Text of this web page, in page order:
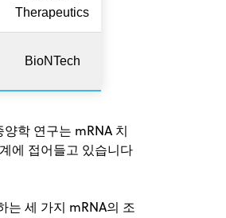
Therapeutics
BioNTech
학 연구는 mRNA 치
에 접어들고 있습니다
는 세 가지 mRNA의 조